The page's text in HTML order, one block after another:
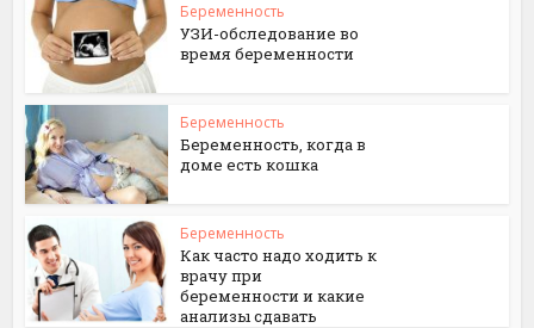
Беременность
УЗИ-обследование во
время беременности
Беременность
Беременность, когда в
доме есть кошка
Беременность
Как часто надо ходить к
врачу при
беременности и какие
анализы сдавать